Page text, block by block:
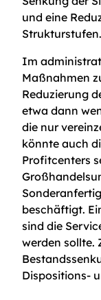
und eine
Strukturstufen.
Im
Maßnahmen
Reduzierung
etwa dann
die nur
könnte auch
Profitcenters
beschäftigt.
sind die
werden sollte.
Dispositions-